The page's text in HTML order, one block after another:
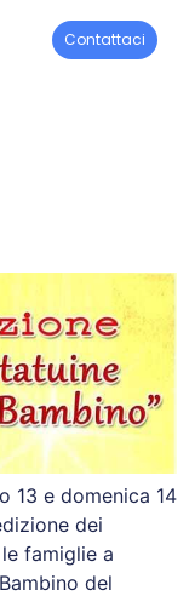
Contattaci
13 e domenica 14
dei
famiglie a
del